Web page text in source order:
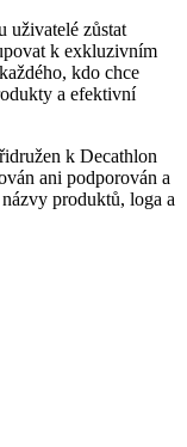
uživatelé zůstat
k exkluzivním
kdo chce
a efektivní
k Decathlon
ani podporován a
produktů, loga a